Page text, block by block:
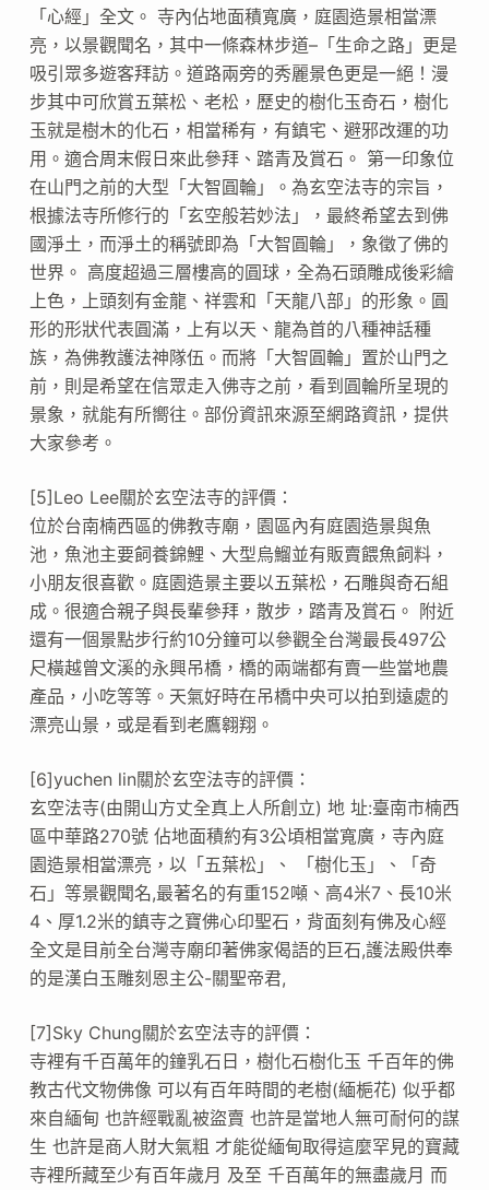
「心經」全文。 寺內佔地面積寬廣，庭園造景相當漂
亮，以景觀聞名，其中一條森林步道–「生命之路」更是
吸引眾多遊客拜訪。道路兩旁的秀麗景色更是一絕！漫
步其中可欣賞五葉松、老松，歷史的樹化玉奇石，樹化
玉就是樹木的化石，相當稀有，有鎮宅、避邪改運的功
用。適合周末假日來此參拜、踏青及賞石。 第一印象位
在山門之前的大型「大智圓輪」。為玄空法寺的宗旨，
根據法寺所修行的「玄空般若妙法」，最終希望去到佛
國淨土，而淨土的稱號即為「大智圓輪」，象徵了佛的
世界。 高度超過三層樓高的圓球，全為石頭雕成後彩繪
上色，上頭刻有金龍、祥雲和「天龍八部」的形象。圓
形的形狀代表圓滿，上有以天、龍為首的八種神話種
族，為佛教護法神隊伍。而將「大智圓輪」置於山門之
前，則是希望在信眾走入佛寺之前，看到圓輪所呈現的
景象，就能有所嚮往。部份資訊來源至網路資訊，提供
大家參考。
[5]Leo Lee關於玄空法寺的評價：
位於台南楠西區的佛教寺廟，園區內有庭園造景與魚
池，魚池主要飼養錦鯉、大型烏鰡並有販賣餵魚飼料，
小朋友很喜歡。庭園造景主要以五葉松，石雕與奇石組
成。很適合親子與長輩參拜，散步，踏青及賞石。 附近
還有一個景點步行約10分鐘可以參觀全台灣最長497公
尺橫越曾文溪的永興吊橋，橋的兩端都有賣一些當地農
產品，小吃等等。天氣好時在吊橋中央可以拍到遠處的
漂亮山景，或是看到老鷹翱翔。
[6]yuchen lin關於玄空法寺的評價：
玄空法寺(由開山方丈全真上人所創立) 地 址:臺南市楠西
區中華路270號 佔地面積約有3公頃相當寬廣，寺內庭
園造景相當漂亮，以「五葉松」、 「樹化玉」、「奇
石」等景觀聞名,最著名的有重152噸、高4米7、長10米
4、厚1.2米的鎮寺之寶佛心印聖石，背面刻有佛及心經
全文是目前全台灣寺廟印著佛家偈語的巨石,護法殿供奉
的是漢白玉雕刻恩主公-關聖帝君,
[7]Sky Chung關於玄空法寺的評價：
寺裡有千百萬年的鐘乳石日，樹化石樹化玉 千百年的佛
教古代文物佛像 可以有百年時間的老樹(緬梔花) 似乎都
來自緬甸 也許經戰亂被盜賣 也許是當地人無可耐何的謀
生 也許是商人財大氣粗 才能從緬甸取得這麼罕見的寶藏
寺裡所藏至少有百年歲月 及至 千百萬年的無盡歲月 而